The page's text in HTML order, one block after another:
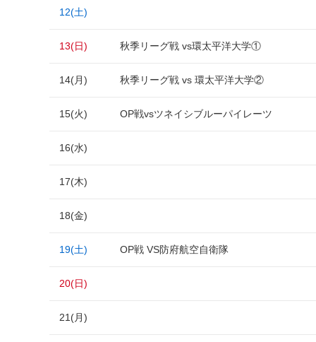
12(土)
13(日) 秋季リーグ戦 vs環太平洋大学①
14(月) 秋季リーグ戦 vs 環太平洋大学②
15(火) OP戦vsツネイシブルーパイレーツ
16(水)
17(木)
18(金)
19(土) OP戦 VS防府航空自衛隊
20(日)
21(月)